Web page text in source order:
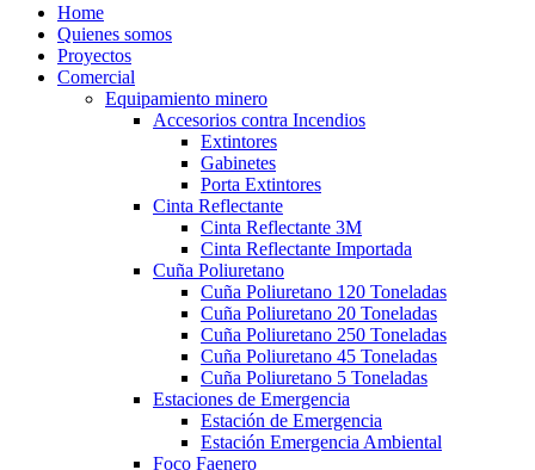
Home
Quienes somos
Proyectos
Comercial
Equipamiento minero
Accesorios contra Incendios
Extintores
Gabinetes
Porta Extintores
Cinta Reflectante
Cinta Reflectante 3M
Cinta Reflectante Importada
Cuña Poliuretano
Cuña Poliuretano 120 Toneladas
Cuña Poliuretano 20 Toneladas
Cuña Poliuretano 250 Toneladas
Cuña Poliuretano 45 Toneladas
Cuña Poliuretano 5 Toneladas
Estaciones de Emergencia
Estación de Emergencia
Estación Emergencia Ambiental
Foco Faenero